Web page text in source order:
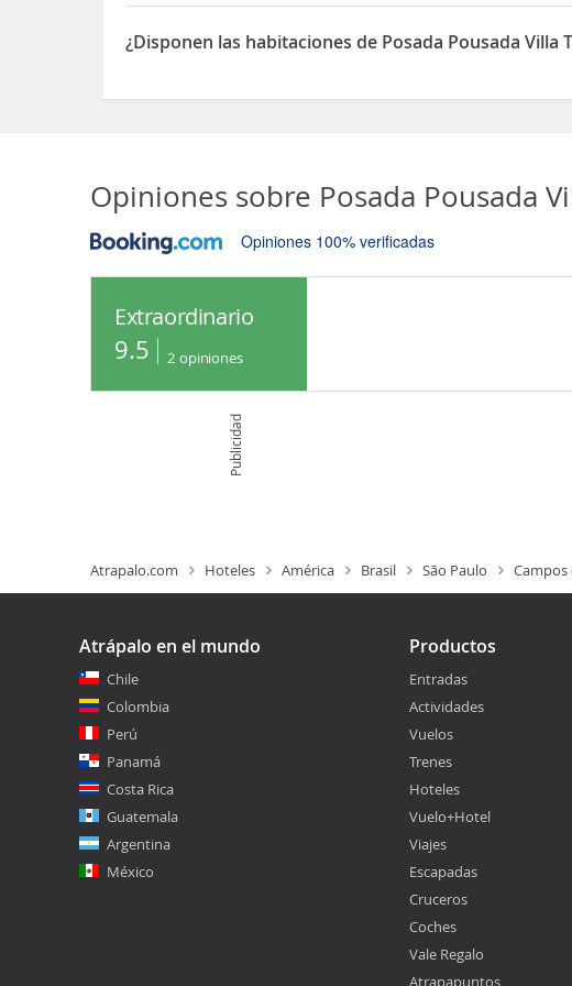
Sí, las habitaciones del Posada Pousada Villa Tambo
¿Disponen las habitaciones de Posada Pousada Villa
Opiniones sobre Posada Pousada
Opiniones 100% verificadas
Extraordinario
9.5 2 opiniones
Publicidad
Atrapalo.com Hoteles América Brasil São Paulo Campos
Atrápalo en el mundo
Chile
Colombia
Perú
Panamá
Costa Rica
Guatemala
Argentina
México
Productos
Entradas
Actividades
Vuelos
Trenes
Hoteles
Vuelo+Hotel
Viajes
Escapadas
Cruceros
Coches
Vale Regalo
Atrapapuntos